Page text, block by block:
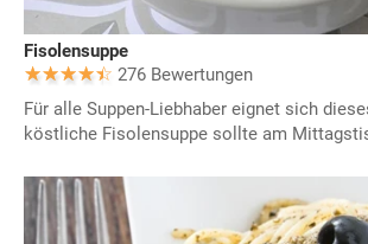
Fisolensuppe
276 Bewertungen
Für alle Suppen-Liebhaber eignet sich
köstliche Fisolensuppe sollte am